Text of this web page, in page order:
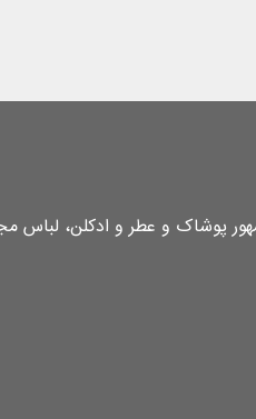
پوشاک و عطر و ادکلن، لباس